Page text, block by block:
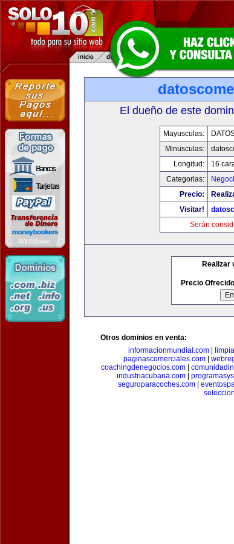
El dueño de este
Mayusculas:
Minusculas:
Longitud:
16
Categorias:
Precio:
Visitar!
Serán
Realizar
Precio
Otros dominios en venta:
informacionmundial.com|
paginascomerciales.com|
coachingdenegocios.com
industriacubana.com
seguroparacoches.com|